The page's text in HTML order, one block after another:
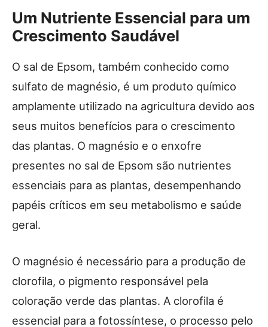
Um Nutriente Essencial para um
Crescimento Saudável
O sal de Epsom, também conhecido como
sulfato de magnésio, é um produto químico
amplamente utilizado na agricultura devido aos
seus muitos benefícios para o crescimento
das plantas. O magnésio e o enxofre
presentes no sal de Epsom são nutrientes
essenciais para as plantas, desempenhando
papéis críticos em seu metabolismo e saúde
geral.
O magnésio é necessário para a produção de
clorofila, o pigmento responsável pela
coloração verde das plantas. A clorofila é
essencial para a fotossíntese, o processo pelo